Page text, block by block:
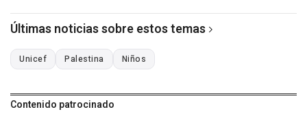
Últimas noticias sobre estos temas
Unicef Palestina Niños
Contenido patrocinado